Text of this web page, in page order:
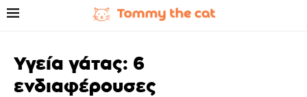
Υγεία γάτας: 6
ενδιαφέρουσες